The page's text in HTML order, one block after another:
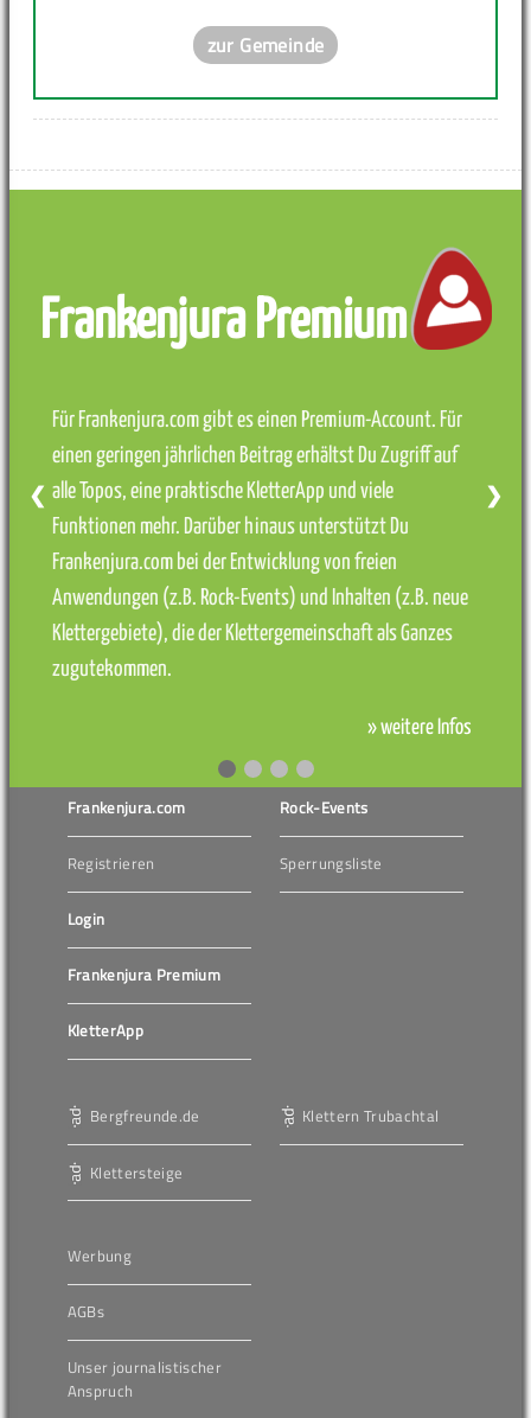
zur Gemeinde
Frankenjura Premium
Für Frankenjura.com gibt es einen Premium-Account. Für
einen geringen jährlichen Beitrag erhältst Du Zugriff auf
alle Topos, eine praktische KletterApp und viele
Funktionen mehr. Darüber hinaus unterstützt Du
Frankenjura.com bei der Entwicklung von freien
Anwendungen (z.B. Rock-Events) und Inhalten (z.B. neue
Klettergebiete), die der Klettergemeinschaft als Ganzes
zugutekommen.
» weitere Infos
❮ ❯
Frankenjura.com
Registrieren
Login
Frankenjura Premium
KletterApp
Rock-Events
Sperrungsliste
Bergfreunde.de
Klettersteige
Klettern Trubachtal
Werbung
AGBs
Unser journalistischer
Anspruch